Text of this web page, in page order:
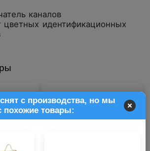
каналов
цветных идентификационных
с производства, но мы
товары: